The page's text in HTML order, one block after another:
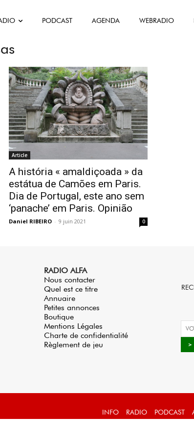
PODCAST AGENDA WEBRADIO
Portuguesas
e das
Article
A história « amaldiçoada » da
estátua de Camões em Paris.
Dia de Portugal, este ano sem
‘panache’ em Paris. Opinião
Daniel RIBEIRO - 9 juin 2021 0
RADIO ALFA
Nous contacter
Quel est ce titre
Annuaire
Petites annonces
Boutique
Mentions Légales
Charte de confidentialité
Règlement de jeu
INFO RADIO PODCAST